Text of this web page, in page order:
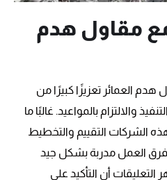
مع مقاول هدم
هدم العمائر تعزيزًا كبيرًا من
والالتزام بالمواعيد. غالبًا ما
الشركات التقييم والتخطيط
فرق العمل مدربة بشكل جيد
أن التأكيد على